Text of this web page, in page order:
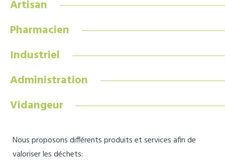
Artisan
Pharmacien
Industriel
Administration
Vidangeur
Nous proposons différents produits et services afin de
valoriser les déchets: